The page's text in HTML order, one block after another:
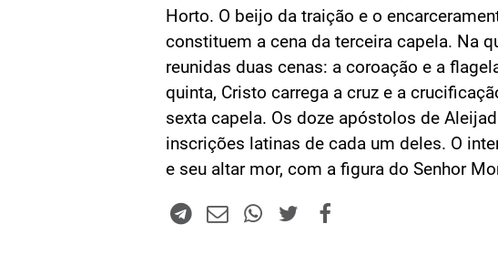
Horto. O beijo da traição e o
constituem a cena da terceira capela. Na
reunidas duas cenas: a coroação e a
quinta, Cristo carrega a cruz e a
sexta capela. Os doze apóstolos de
inscrições latinas de cada um deles. O
e seu altar mor, com a figura do Senhor